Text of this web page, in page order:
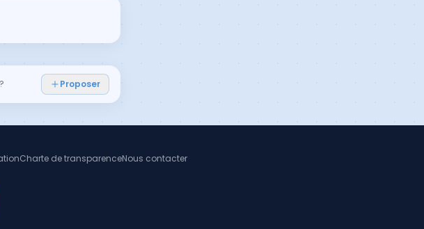
Proposer
Charte de transparenceNous contacter